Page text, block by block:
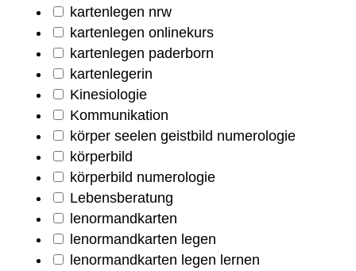
kartenlegen nrw
kartenlegen onlinekurs
kartenlegen paderborn
kartenlegerin
Kinesiologie
Kommunikation
körper seelen geistbild numerologie
körperbild
körperbild numerologie
Lebensberatung
lenormandkarten
lenormandkarten legen
lenormandkarten legen lernen